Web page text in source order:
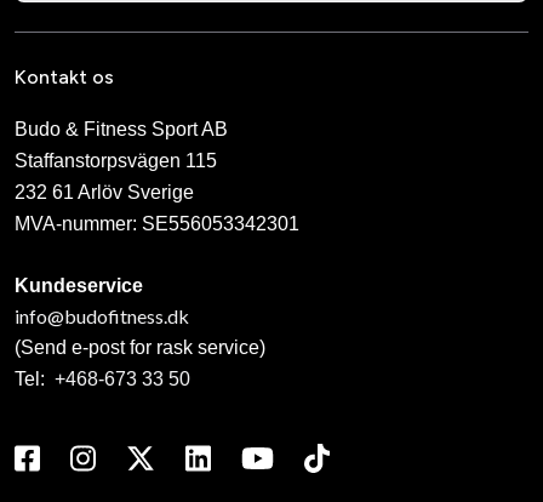
Kontakt os
Budo & Fitness Sport AB
Staffanstorpsvägen 115
232 61 Arlöv Sverige
MVA-nummer: SE556053342301
Kundeservice
info@budofitness.dk
(Send e-post for rask service)
Tel: +468-673 33 50